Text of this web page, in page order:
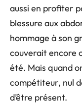
aussi en profiter
blessure aux
hommage à son
couverait encore
été. Mais quand
compétiteur, nul
d’être présent.